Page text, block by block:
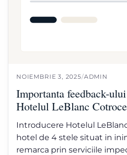
NOIEMBRIE 3, 2025/ADMIN
Importanta feedback-
Hotelul LeBlanc
Introducere Hotelul
hotel de 4 stele situat in
remarca prin serviciile